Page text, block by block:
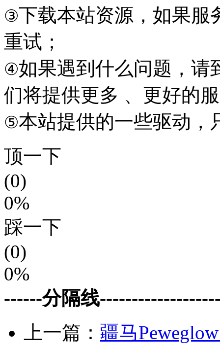
③下载本站资源，如果服
重试；
④如果遇到什么问题，请
们将提供更多 、更好的
⑤本站提供的一些驱动，
顶一下
(0)
0%
踩一下
(0)
0%
------分隔线
上一篇： 疆马